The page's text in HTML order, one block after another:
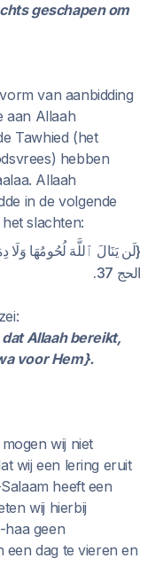
geschapen om
van aanbidding
aan Allaah
Tawhied (het
hebben
Allaah
in de volgende
slachten:
{لَن يَنَالَ ٱللَّهَ لُحُومُهَا
الحج 37.
Allaah bereikt,
voor Hem}.
wij niet
wij een lering eruit
heeft een
wij hierbij
haa geen
een dag te vieren en